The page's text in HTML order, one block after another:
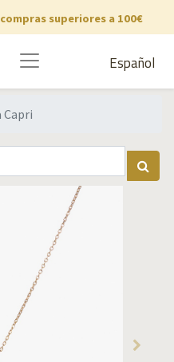
superiores a 100€
Español